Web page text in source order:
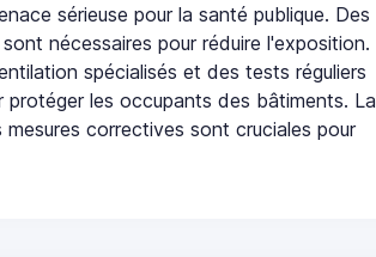
sérieuse pour la santé publique. Des
nécessaires pour réduire l'exposition.
spécialisés et des tests réguliers
protéger les occupants des bâtiments. La
mesures correctives sont cruciales pour